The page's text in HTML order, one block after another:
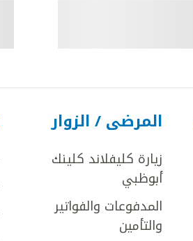
المرضى / الزوار
زيارة كليفلاند كلينك
أبوظبي
المدفوعات والفواتير
والتأمين